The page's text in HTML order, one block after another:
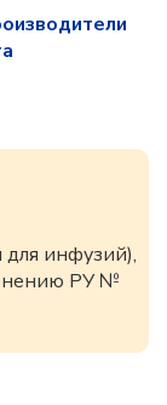
для инфузий),
РУ №